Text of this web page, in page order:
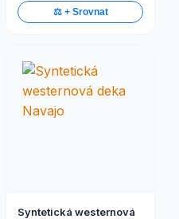
⚖️ + Srovnat
Syntetická westernová